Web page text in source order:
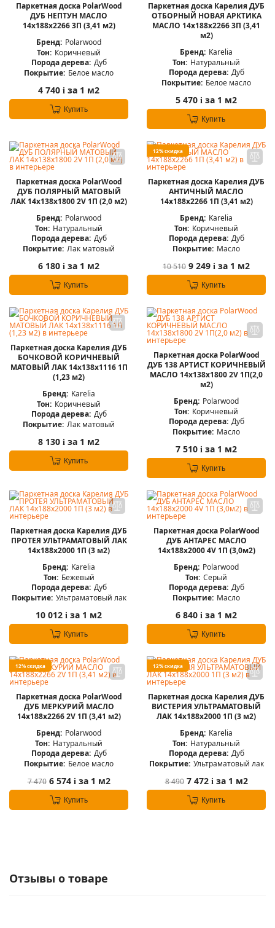
Паркетная доска PolarWood
ДУБ НЕПТУН МАСЛО
14x188x2266 3П (3,41 м2)
Бренд: Polarwood
Тон: Коричневый
Порода дерева: Дуб
Покрытие: Белое масло
4 740 i за 1 м2
Купить
Паркетная доска Карелия ДУБ
ОТБОРНЫЙ НОВАЯ АРКТИКА
МАСЛО 14x188x2266 3П (3,41
м2)
Бренд: Karelia
Тон: Натуральный
Порода дерева: Дуб
Покрытие: Белое масло
5 470 i за 1 м2
Купить
Паркетная доска PolarWood
ДУБ ПОЛЯРНЫЙ МАТОВЫЙ
ЛАК 14x138x1800 2V 1П (2,0 м2)
Бренд: Polarwood
Тон: Натуральный
Порода дерева: Дуб
Покрытие: Лак матовый
6 180 i за 1 м2
Купить
12% скидка
Паркетная доска Карелия ДУБ
АНТИЧНЫЙ МАСЛО
14x188x2266 1П (3,41 м2)
Бренд: Karelia
Тон: Коричневый
Порода дерева: Дуб
Покрытие: Масло
10 510 9 249 i за 1 м2
Купить
Паркетная доска Карелия ДУБ
БОЧКОВОЙ КОРИЧНЕВЫЙ
МАТОВЫЙ ЛАК 14x138x1116 1П
(1,23 м2)
Бренд: Karelia
Тон: Коричневый
Порода дерева: Дуб
Покрытие: Лак матовый
8 130 i за 1 м2
Купить
Паркетная доска PolarWood
ДУБ 138 АРТИСТ КОРИЧНЕВЫЙ
МАСЛО 14x138x1800 2V 1П(2,0
м2)
Бренд: Polarwood
Тон: Коричневый
Порода дерева: Дуб
Покрытие: Масло
7 510 i за 1 м2
Купить
Паркетная доска Карелия ДУБ
ПРОТЕЯ УЛЬТРАМАТОВЫЙ ЛАК
14x188x2000 1П (3 м2)
Бренд: Karelia
Тон: Бежевый
Порода дерева: Дуб
Покрытие: Ультраматовый лак
10 012 i за 1 м2
Купить
Паркетная доска PolarWood
ДУБ АНТАРЕС МАСЛО
14x188x2000 4V 1П (3,0м2)
Бренд: Polarwood
Тон: Серый
Порода дерева: Дуб
Покрытие: Масло
6 840 i за 1 м2
Купить
12% скидка
Паркетная доска PolarWood
ДУБ МЕРКУРИЙ МАСЛО
14x188x2266 2V 1П (3,41 м2)
Бренд: Polarwood
Тон: Натуральный
Порода дерева: Дуб
Покрытие: Белое масло
7 470 6 574 iза 1 м2
Купить
12% скидка
Паркетная доска Карелия ДУБ
ВИСТЕРИЯ УЛЬТРАМАТОВЫЙ
ЛАК 14x188x2000 1П (3 м2)
Бренд: Karelia
Тон: Натуральный
Порода дерева: Дуб
Покрытие: Ультраматовый лак
8 490 7 472 iза 1 м2
Купить
Отзывы о товаре